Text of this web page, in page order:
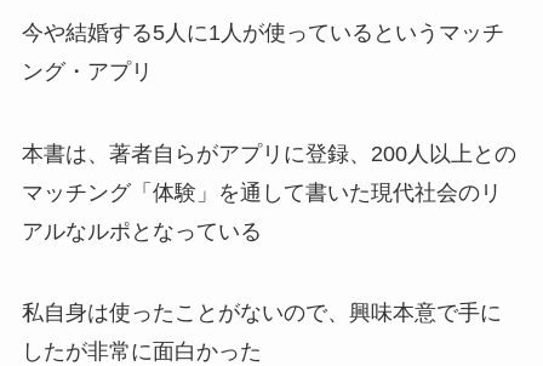
今や結婚する5人に1人が使っているというマッチ
ング・アプリ
本書は、著者自らがアプリに登録、200人以上との
マッチング「体験」を通して書いた現代社会のリ
アルなルポとなっている
私自身は使ったことがないので、興味本意で手に
したが非常に面白かった